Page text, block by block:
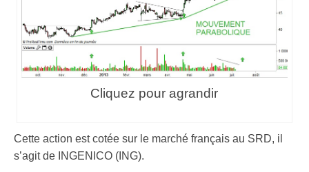
Cliquez pour agrandir
Cette action est cotée sur le marché français au SRD, il
s’agit de INGENICO (ING).